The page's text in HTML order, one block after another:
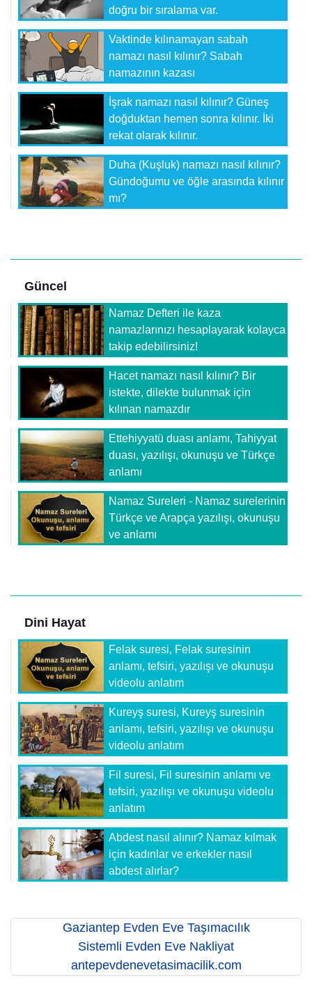
doğru bir sıralama var.
Vaktinde kılınamayan sabah
namazı nasıl kılınır? Sabah
namazının kazası
İşrak namazı nasıl kılınır? Güneş
doğduktan hemen sonra kılınır. İki
rekat olarak kılınır.
Duha (Kuşluk) namazı nasıl kılınır?
Gündoğumu ve öğle arasında kılınır
mı?
Güncel
Namaz Defteri ile kaza
namazlarınızı hesaplayarak kolayca
takip edebilirsiniz!
Hacet namazı nasıl kılınır? Bir
istekte, dilekte bulunmak için
kılınan namazdır
Ettehiyyatü duası anlamı, Tahiyyat
duası, yazılışı, okunuşu ve Türkçe
anlamı
Namaz Sureleri - Namaz surelerinin
Türkçe ve Arapça yazılışı, okunuşu
ve anlamı
Dini Hayat
Felak suresi, Felak suresinin
anlamı, tefsiri, yazılışı ve okunuşu
videolu anlatım
Kureyş suresi, Kureyş suresinin
anlamı, tefsiri, yazılışı ve okunuşu
videolu anlatım
Fil suresi, Fil suresinin anlamı ve
tefsiri, yazılışı ve okunuşu videolu
anlatım
Abdest nasıl alınır? Namaz kılmak
için kadınlar ve erkekler nasıl
abdest alırlar?
Gaziantep Evden Eve Taşımacılık
Sistemli Evden Eve Nakliyat
antepevdenevetasimacilik.com